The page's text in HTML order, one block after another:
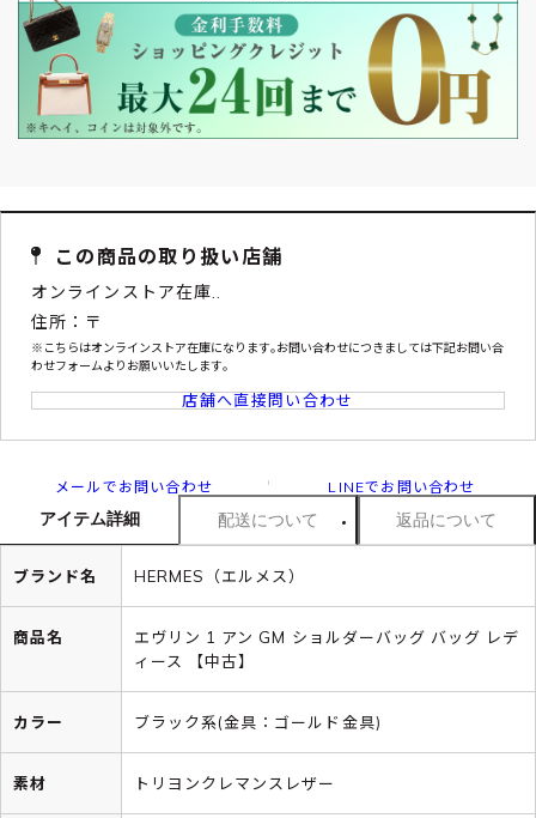
この商品の取り扱い店舗
オンラインストア在庫..
住所：〒
※こちらはオンラインストア在庫になります｡お問い合わせにつきましては下記お問い合
わせフォームよりお願いいたします｡
店舗へ直接問い合わせ
メールでお問い合わせ LINEでお問い合わせ
アイテム詳細 配送について 返品について
ブランド名 HERMES（エルメス）
商品名
エヴリン 1 アン GM ショルダーバッグ バッグ レデ
ィース 【中古】
カラー ブラック系(金具：ゴールド金具)
素材 トリヨンクレマンスレザー